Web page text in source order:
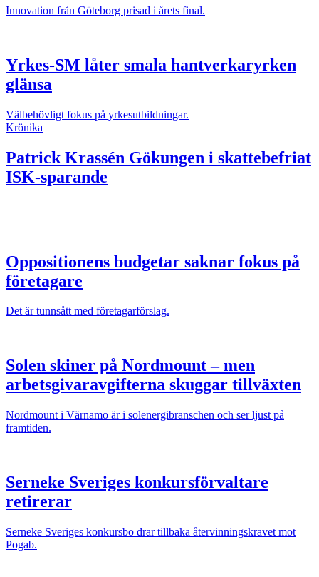
Innovation från Göteborg prisad i årets final.
Yrkes-SM låter smala hantverkaryrken
glänsa
Välbehövligt fokus på yrkesutbildningar.
Krönika
Patrick Krassén Gökungen i skattebefriat
ISK-sparande
Oppositionens budgetar saknar fokus på
företagare
Det är tunnsått med företagarförslag.
Solen skiner på Nordmount – men
arbetsgivaravgifterna skuggar tillväxten
Nordmount i Värnamo är i solenergibranschen och ser ljust på
framtiden.
Serneke Sveriges konkursförvaltare
retirerar
Serneke Sveriges konkursbo drar tillbaka återvinningskravet mot
Pogab.